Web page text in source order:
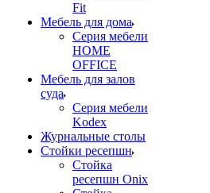
Fit
Мебель для дома
Серия мебели
HOME
OFFICE
Мебель для залов
суда
Серия мебели
Kodex
Журнальные столы
Стойки ресепшн
Стойка
ресепшн Onix